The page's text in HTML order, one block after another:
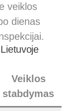
veiklos
dienas
Veiklos
stabdymas